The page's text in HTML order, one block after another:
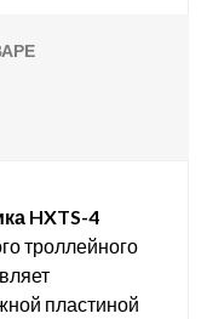
HXTS-4
троллейного
пластиной